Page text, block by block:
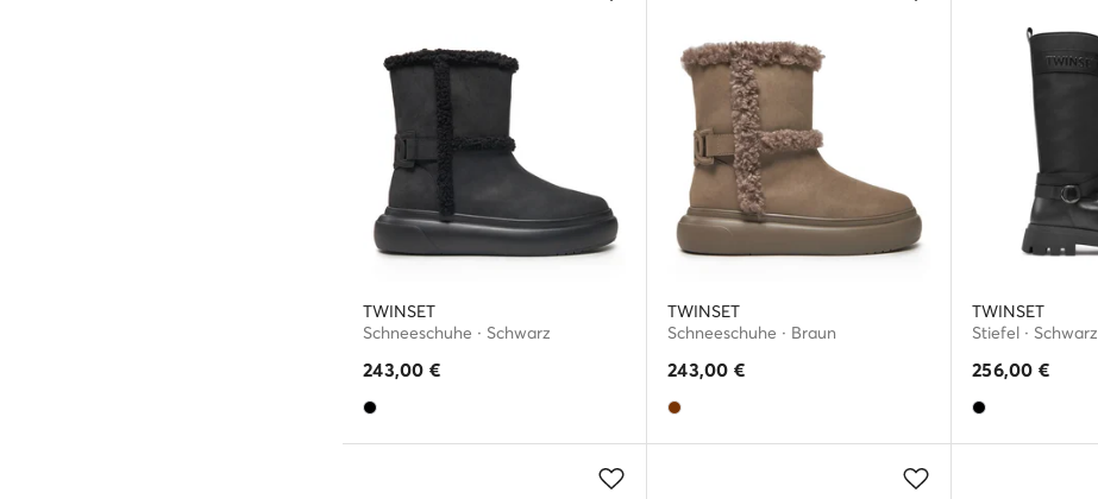
TWINSET
Schneeschuhe · Schwarz
243,00 €
TWINSET
Schneeschuhe · Braun
243,00 €
TWINSET
Stiefel · Schwarz
256,00 €